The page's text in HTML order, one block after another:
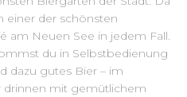
einer der schönsten
am Neuen See in jedem Fall.
du in Selbstbedienung
dazu gutes Bier – im
drinnen mit gemütlichem